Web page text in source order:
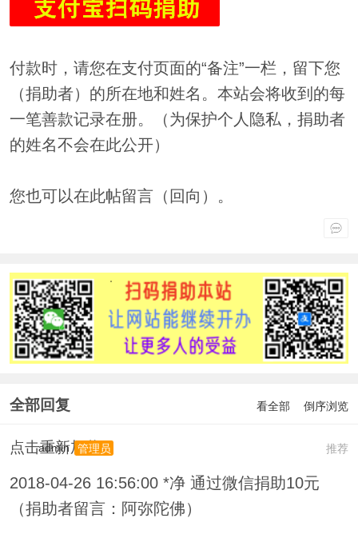
付款时，请您在支付页面的“备注”一栏，留下您
（捐助者）的所在地和姓名。本站会将收到的每
一笔善款记录在册。（为保护个人隐私，捐助者
的姓名不会在此公开）
您也可以在此帖留言（回向）。
全部回复 看全部 倒序浏览
点击重新加载 推荐
admin 管理员
2018-04-26 16:56:00 *净 通过微信捐助10元
（捐助者留言：阿弥陀佛）